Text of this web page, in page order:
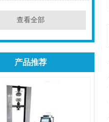
查看全部
产品推荐